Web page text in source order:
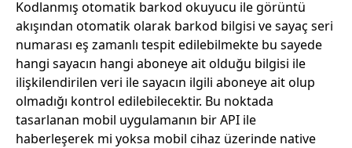
Kodlanmış otomatik barkod okuyucu ile görüntü
akışından otomatik olarak barkod bilgisi ve sayaç seri
numarası eş zamanlı tespit edilebilmekte bu sayede
hangi sayacın hangi aboneye ait olduğu bilgisi ile
ilişkilendirilen veri ile sayacın ilgili aboneye ait olup
olmadığı kontrol edilebilecektir. Bu noktada
tasarlanan mobil uygulamanın bir API ile
haberleşerek mi yoksa mobil cihaz üzerinde native